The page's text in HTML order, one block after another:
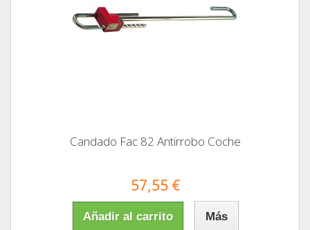
Candado Fac 82 Antirrobo Coche
57,55 €
Añadir al carrito Más